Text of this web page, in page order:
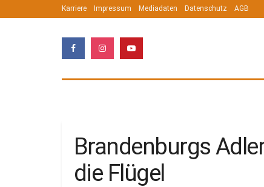
Karriere Impressum Mediadaten Datenschutz AGB
Brandenburgs
die Flügel